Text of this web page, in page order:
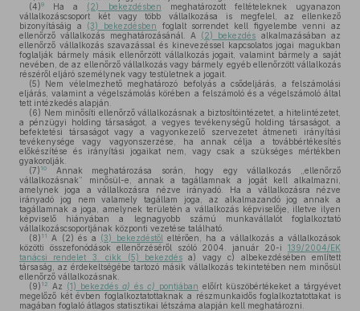
(4)9 Ha a (2) bekezdésben meghatározott feltételeknek ugyanazon
vállalkozáscsoport két vagy több vállalkozása is megfelel, az ellenkező
bizonyításáig a (3) bekezdésben foglalt sorrendet kell figyelembe venni az
ellenőrző vállalkozás meghatározásánál. A (2) bekezdés alkalmazásában az
ellenőrző vállalkozás szavazással és kinevezéssel kapcsolatos jogai magukban
foglalják bármely másik ellenőrzött vállalkozás jogait, valamint bármely a saját
nevében, de az ellenőrző vállalkozás vagy bármely egyéb ellenőrzött vállalkozás
részéről eljáró személynek vagy testületnek a jogait.
(5) Nem vélelmezhető meghatározó befolyás a csődeljárás, a felszámolási
eljárás, valamint a végelszámolás körében a felszámoló és a végelszámoló által
tett intézkedés alapján.
(6) Nem minősíti ellenőrző vállalkozásnak a biztosítóintézetet, a hitelintézetet,
a pénzügyi holding társaságot, a vegyes tevékenységű holding társaságot, a
befektetési társaságot vagy a vagyonkezelő szervezetet átmeneti irányítási
tevékenysége vagy vagyonszerzése, ha annak célja a továbbértékesítés
előkészítése és irányítási jogaikat nem, vagy csak a szükséges mértékben
gyakorolják.
(7) 10
Annak meghatározása során, hogy egy vállalkozás „ellenőrző
vállalkozásnak” minősül-e, annak a tagállamnak a jogát kell alkalmazni,
amelynek joga a vállalkozásra nézve irányadó. Ha a vállalkozásra nézve
irányadó jog nem valamely tagállam joga, az alkalmazandó jog annak a
tagállamnak a joga, amelynek területén a vállalkozás képviselője, illetve ilyen
képviselő hiányában a legnagyobb számú munkavállalót foglalkoztató
vállalkozáscsoportjának központi vezetése található.
(8) 11 A (2) és a (3) bekezdéstől eltérően, ha a vállalkozás a vállalkozások
közötti összefonódások ellenőrzéséről szóló 2004. január 20-i 139/2004/EK
tanácsi rendelet 3. cikk (5) bekezdés a) vagy c) albekezdésében említett
társaság, az érdekeltségébe tartozó másik vállalkozás tekintetében nem minősül
ellenőrző vállalkozásnak.
(9) 12 Az (1) bekezdés a) és c) pontjában előírt küszöbértékeket a tárgyévet
megelőző két évben foglalkoztatottaknak a részmunkaidős foglalkoztatottakat is
magában foglaló átlagos statisztikai létszáma alapján kell meghatározni.